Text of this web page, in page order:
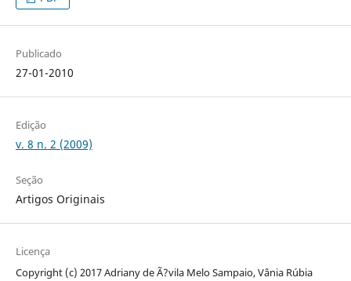
Publicado
27-01-2010
Edição
v. 8 n. 2 (2009)
Seção
Artigos Originais
Licença
Copyright (c) 2017 Adriany de Ã?vila Melo Sampaio, Vânia Rúbia